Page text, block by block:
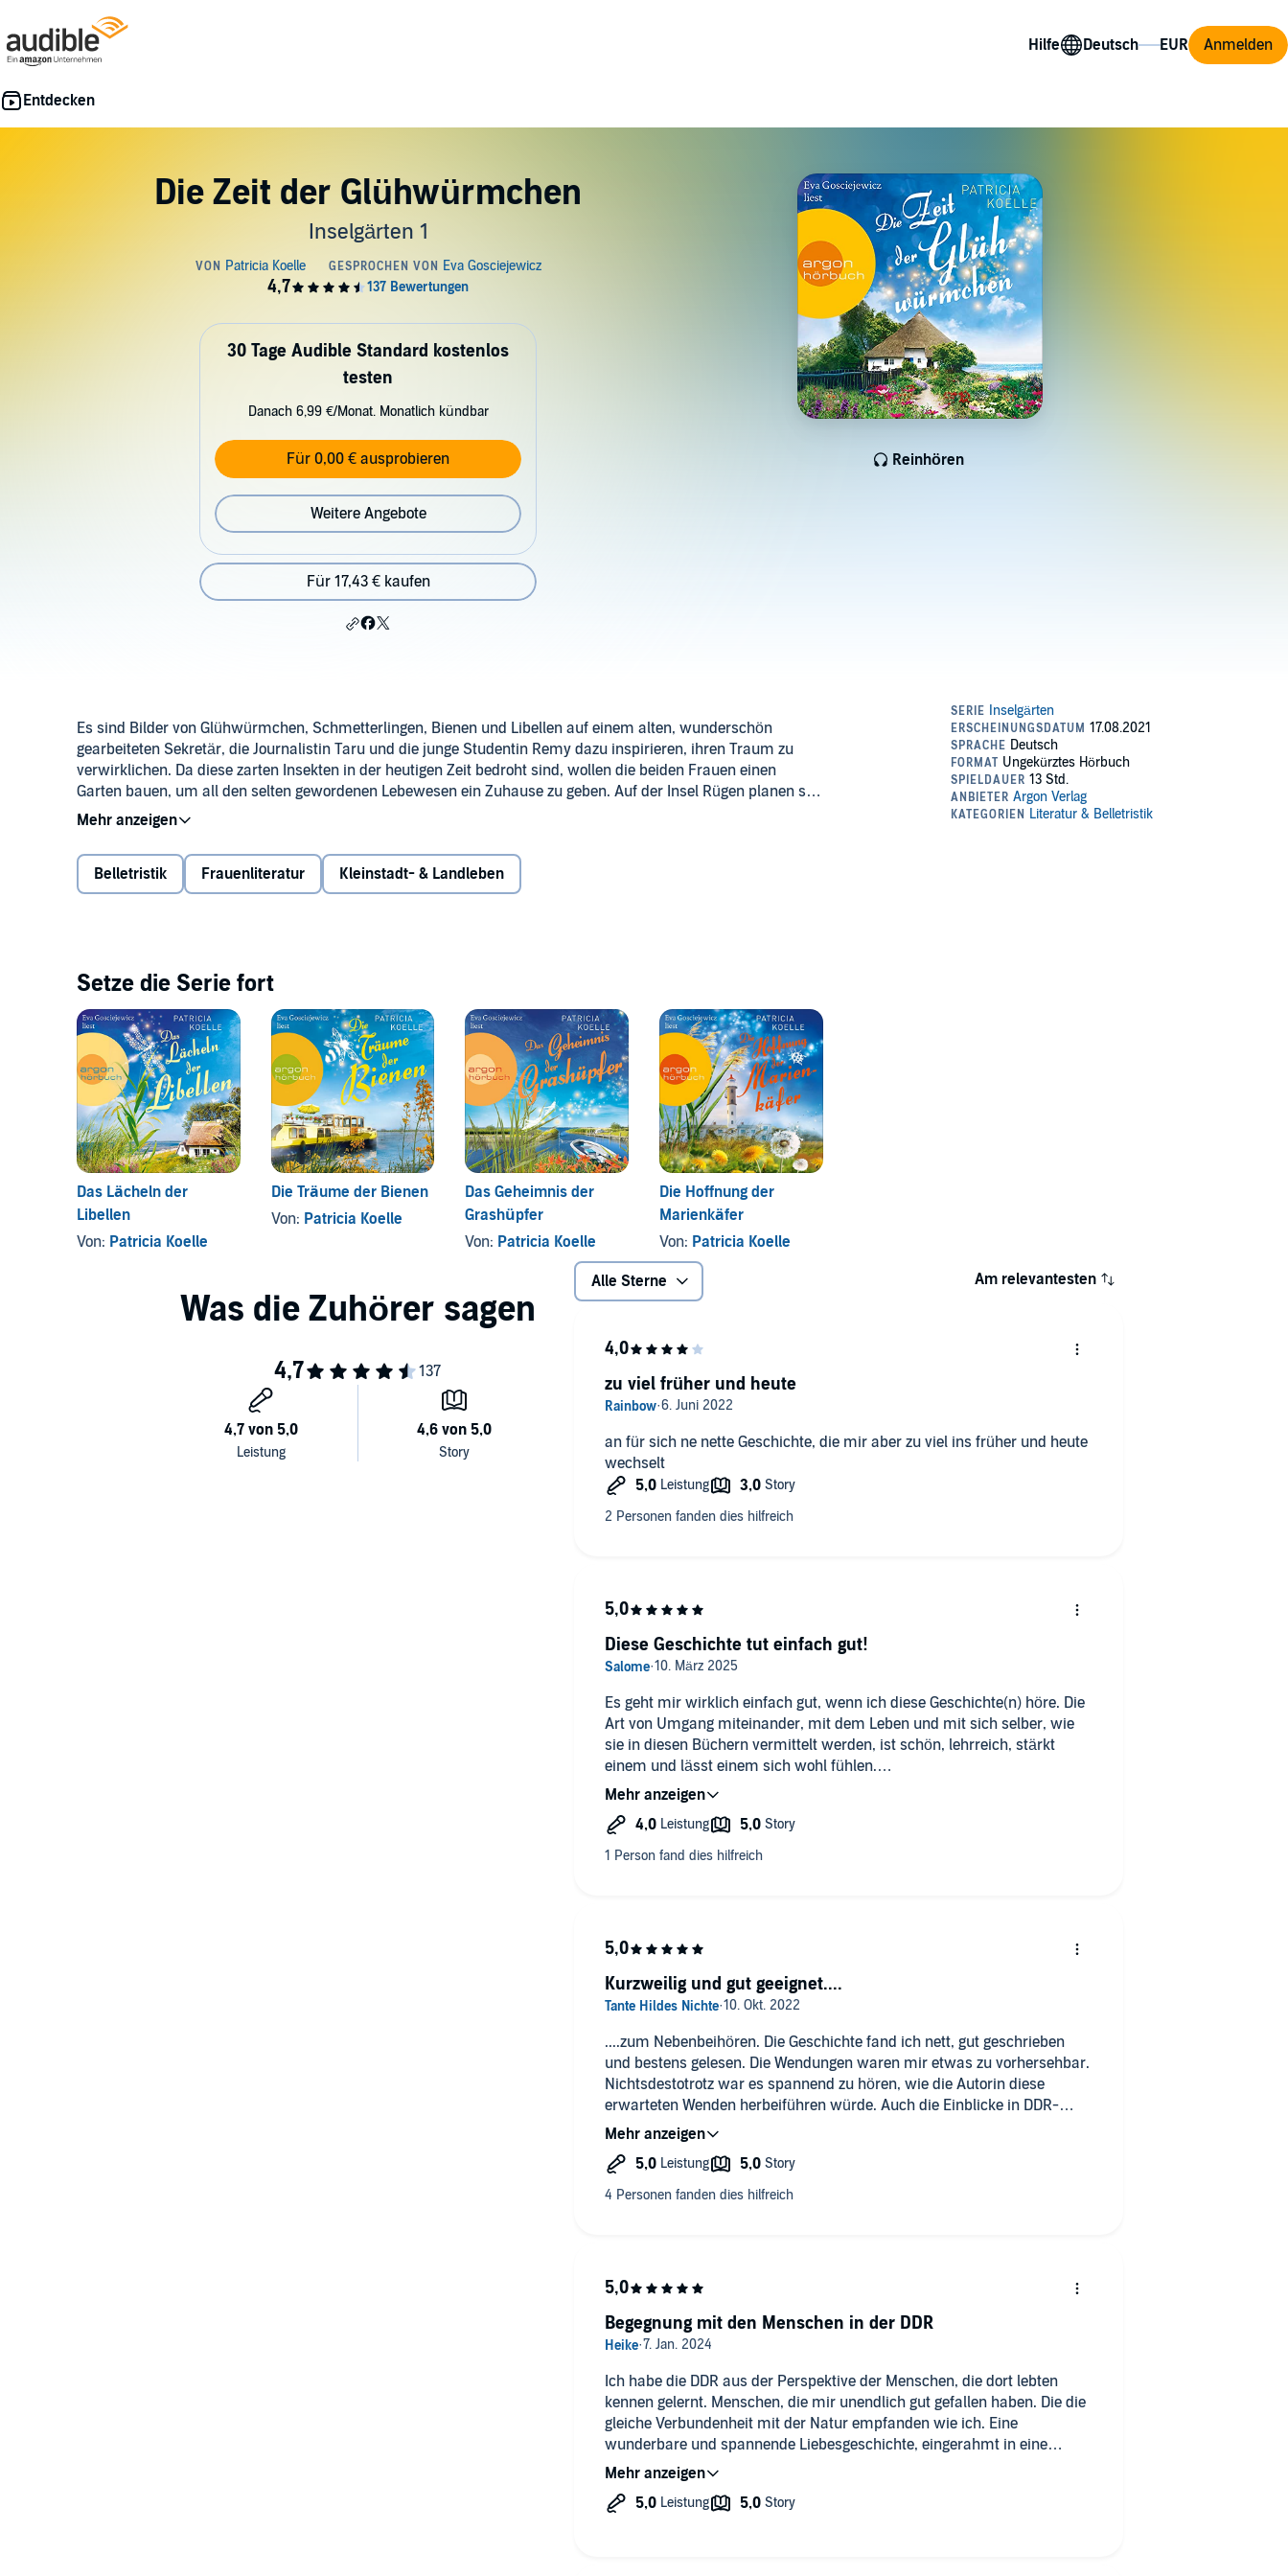
Hilfe Anmelden
Die Zeit der Glühwürmchen
Inselgärten 1
Reinhören
30 Tage Audible Standard kostenlos
testen
Danach 6,99 €/Monat. Monatlich kündbar
Für 0,00 € ausprobieren
Weitere Angebote
Für 17,43 € kaufen
Es sind Bilder von Glühwürmchen, Schmetterlingen, Bienen und Libellen auf einem alten, wunderschön
gearbeiteten Sekretär, die Journalistin Taru und die junge Studentin Remy dazu inspirieren, ihren Traum zu
verwirklichen. Da diese zarten Insekten in der heutigen Zeit bedroht sind, wollen die beiden Frauen einen
Garten bauen, um all den selten gewordenen Lebewesen ein Zuhause zu geben. Auf der Insel Rügen planen sie
einen magischen Ort, der seinen Zauber entfaltet und Kraft spendet. Aber wird es ihnen gelingen, andere
Menschen mit ihrer Idee zu berühren? Taru und Remy müssen ihr Herz öffnen, um den Inselgarten zum Leben
zu erwecken.
©2021 Argon Verlag AVE GmbH, Berlin (P)2021 Argon Verlag AVE GmbH, Berlin
Belletristik Frauenliteratur Kleinstadt- & Landleben
Setze die Serie fort
Das Lächeln der
Libellen
Von: Patricia Koelle
Die Träume der Bienen
Von: Patricia Koelle
Das Geheimnis der
Grashüpfer
Von: Patricia Koelle
Die Hoffnung der
Marienkäfer
Von: Patricia Koelle
Alle Sterne Am relevantesten
an für sich ne nette Geschichte, die mir aber zu viel ins früher und heute
wechselt
zu viel früher und heute
Es geht mir wirklich einfach gut, wenn ich diese Geschichte(n) höre. Die
Art von Umgang miteinander, mit dem Leben und mit sich selber, wie
sie in diesen Büchern vermittelt werden, ist schön, lehrreich, stärkt
einem und lässt einem sich wohl fühlen.
Ich bin wegen dieser Geschichten sogar nach Rügen (und Hiddensee) in
den Urlaub gefahren❣️ Vielen Dank für das Erschaffen und Verbinden
einer guten und schönen Welt mit dem Leben und den Schicksalen von
tollen realistischen Charakteren🤗😍
Diese Geschichte tut einfach gut!
....zum Nebenbeihören. Die Geschichte fand ich nett, gut geschrieben
und bestens gelesen. Die Wendungen waren mir etwas zu vorhersehbar.
Nichtsdestotrotz war es spannend zu hören, wie die Autorin diese
erwarteten Wenden herbeiführen würde. Auch die Einblicke in DDR-
Leben waren für mich ein Pluspunkt, zumal nicht reißerisch, sondern
unaufgeregt und für eine Wessi wie mich sehr informativ erzählt wurde.
Sowas findet sich viel zu selten für meinen Geschmack. Deshalb
Daumen hoch und Kaufempfehlung.
Kurzweilig und gut geeignet....
Ich habe die DDR aus der Perspektive der Menschen, die dort lebten
kennen gelernt. Menschen, die mir unendlich gut gefallen haben. Die die
gleiche Verbundenheit mit der Natur empfanden wie ich. Eine
wunderbare und spannende Liebesgeschichte, eingerahmt in eine
zauberhafte Beschreibung der Insel Rügen.
Begegnung mit den Menschen in der DDR